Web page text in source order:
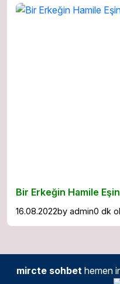
Bir Erkeğin Hamile
16.08.2022by admin0 dk
mircte sohbet hemen